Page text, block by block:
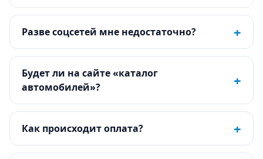
Разве соцсетей мне недостаточно? +
Будет ли на сайте «каталог
автомобилей»?
+
Как происходит оплата? +